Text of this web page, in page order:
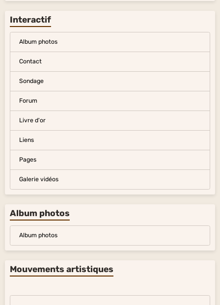
Interactif
Album photos
Contact
Sondage
Forum
Livre d'or
Liens
Pages
Galerie vidéos
Album photos
Album photos
Mouvements artistiques